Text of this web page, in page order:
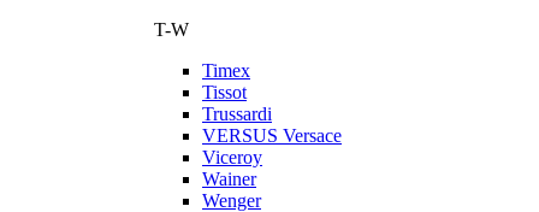
T-W
Timex
Tissot
Trussardi
VERSUS Versace
Viceroy
Wainer
Wenger